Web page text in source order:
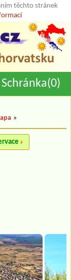
těchto stránek
Schránka(0)
»